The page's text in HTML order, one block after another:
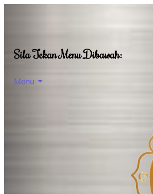
Sila Tekan Menu Dibawah:
Menu